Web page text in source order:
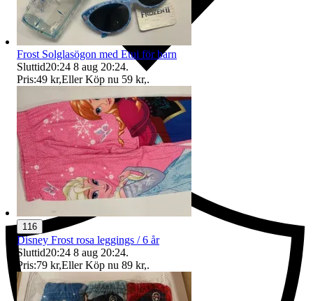
Ersättning om du inte får din vara
Frost Solglasögon med Etui för barn
Sluttid20:24 8 aug 20:24.
Pris:49 kr,Eller Köp nu 59 kr,.
116
Disney Frost rosa leggings / 6 år
Sluttid20:24 8 aug 20:24.
Pris:79 kr,Eller Köp nu 89 kr,.